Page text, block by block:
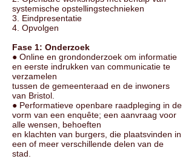
systemische opstellingstechnieken
3. Eindpresentatie
4. Opvolgen
Fase 1: Onderzoek
● Online en grondonderzoek om informatie
en eerste indrukken van communicatie te
verzamelen
tussen de gemeenteraad en de inwoners
van Bristol.
● Performatieve openbare raadpleging in de
vorm van een enquête; een aanvraag voor
alle wensen, behoeften
en klachten van burgers, die plaatsvinden in
een of meer verschillende delen van de
stad.